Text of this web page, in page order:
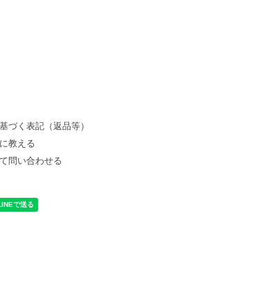
づく表記（返品等）
教える
問い合わせる